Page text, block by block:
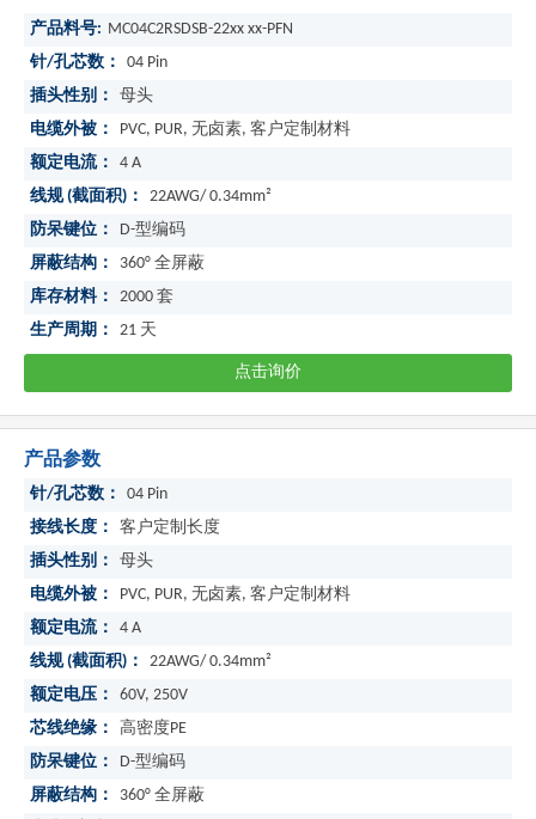
产品料号: MC04C2RSDSB-22xx xx-PFN
针/孔芯数：
04 Pin
插头性别：
母头
电缆外被：
PVC, PUR, 无卤素, 客户定制材料
额定电流：
4 A
线规 (截面积)：
22AWG/ 0.34mm²
防呆键位：
D-型编码
屏蔽结构：
360° 全屏蔽
库存材料：
2000 套
生产周期：
21 天
点击询价
产品参数
针/孔芯数：
04 Pin
接线长度：
客户定制长度
插头性别：
母头
电缆外被：
PVC, PUR, 无卤素, 客户定制材料
额定电流：
4 A
线规 (截面积)：
22AWG/ 0.34mm²
额定电压：
60V, 250V
芯线绝缘：
高密度PE
防呆键位：
D-型编码
屏蔽结构：
360° 全屏蔽